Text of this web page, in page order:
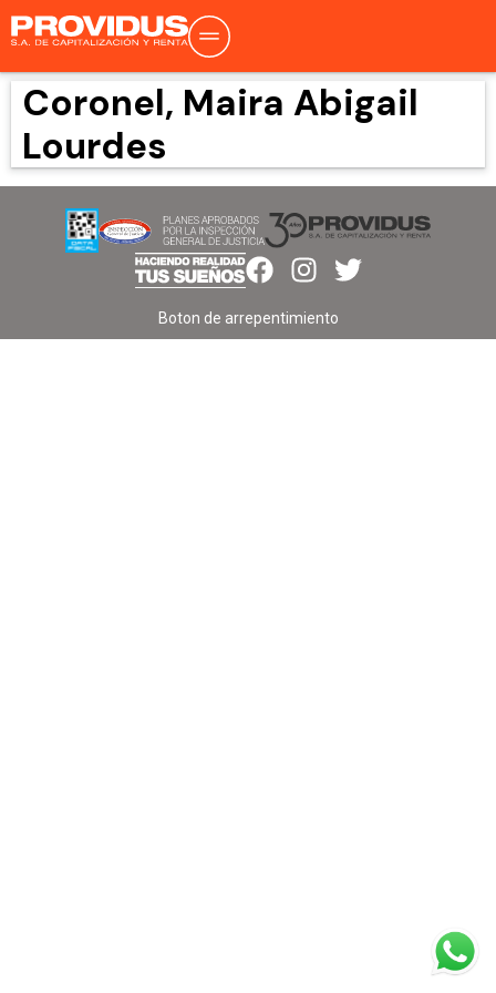
Coronel, Maira Abigail
Lourdes
Boton de arrepentimiento